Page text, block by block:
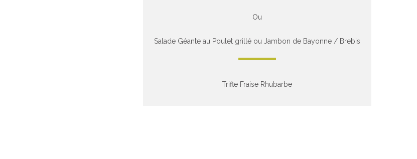
Ou
Salade Géante au Poulet grillé ou Jambon de Bayonne / Brebis
Trifle Fraise Rhubarbe